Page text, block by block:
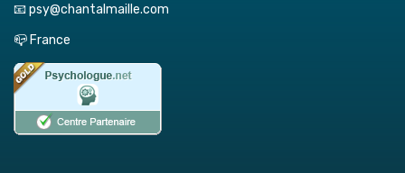
📧 psy@chantalmaille.com
📪 France